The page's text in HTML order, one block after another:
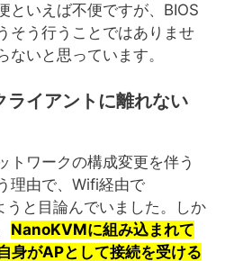
といえば不便ですが、BIOS
そう行うことではありませ
ないと思っています。
イアントに離れない
ワークの構成変更を伴う
理由で、Wifi経由で
と目論んでいました。しか
NanoKVMに組み込まれて
身がAPとして接続を受ける